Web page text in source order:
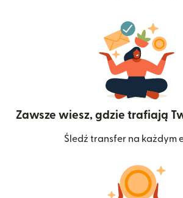
Zawsze wiesz, gdzie trafiają
Śledź transfer na każdym